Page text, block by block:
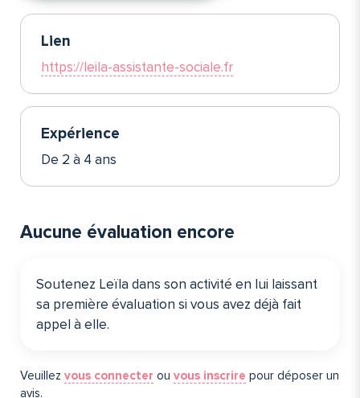
Lien
https://leila-assistante-sociale.fr
Expérience
De 2 à 4 ans
Aucune évaluation encore
Soutenez Leïla dans son activité en lui laissant
sa première évaluation si vous avez déjà fait
appel à elle️.
Veuillez vous connecter ou vous inscrire pour déposer un
avis.